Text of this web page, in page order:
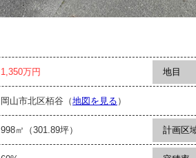
1,350万円 地目
岡山市北区栢谷（地図を見る ）
998㎡（301.89坪） 計画区